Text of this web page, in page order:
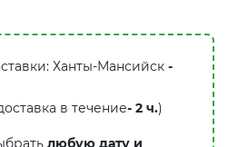
Ханты-Мансийск -
в течение- 2 ч.)
любую дату и